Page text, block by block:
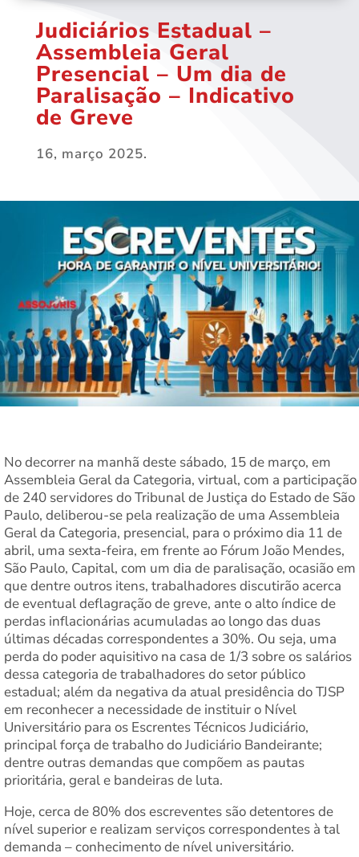
Judiciários Estadual –
Assembleia Geral
Presencial – Um dia de
Paralisação – Indicativo
de Greve
16, março 2025.
No decorrer na manhã deste sábado, 15 de março, em
Assembleia Geral da Categoria, virtual, com a participação
de 240 servidores do Tribunal de Justiça do Estado de São
Paulo, deliberou-se pela realização de uma Assembleia
Geral da Categoria, presencial, para o próximo dia 11 de
abril, uma sexta-feira, em frente ao Fórum João Mendes,
São Paulo, Capital, com um dia de paralisação, ocasião em
que dentre outros itens, trabalhadores discutirão acerca
de eventual deflagração de greve, ante o alto índice de
perdas inflacionárias acumuladas ao longo das duas
últimas décadas correspondentes a 30%. Ou seja, uma
perda do poder aquisitivo na casa de 1/3 sobre os salários
dessa categoria de trabalhadores do setor público
estadual; além da negativa da atual presidência do TJSP
em reconhecer a necessidade de instituir o Nível
Universitário para os Escrentes Técnicos Judiciário,
principal força de trabalho do Judiciário Bandeirante;
dentre outras demandas que compõem as pautas
prioritária, geral e bandeiras de luta.
Hoje, cerca de 80% dos escreventes são detentores de
nível superior e realizam serviços correspondentes à tal
demanda – conhecimento de nível universitário.